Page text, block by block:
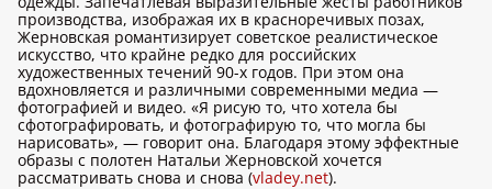
производства, изображая их в красноречивых позах,
Жерновская романтизирует советское реалистическое
искусство, что крайне редко для российских
художественных течений 90-х годов. При этом она
вдохновляется и различными современными медиа —
фотографией и видео. «Я рисую то, что хотела бы
сфотографировать, и фотографирую то, что могла бы
нарисовать», — говорит она. Благодаря этому эффектные
образы с полотен Натальи Жерновской хочется
рассматривать снова и снова (vladey.net).